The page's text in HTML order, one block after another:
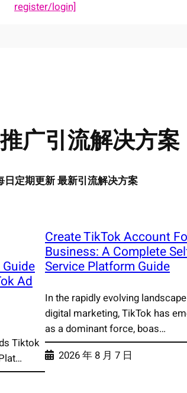
register/login]
广引流解决方案
日定期更新 最新引流解决方案
Ad
Tiktok
Create TikTok Account
Business: A Complete
Service Platform Guide
In the rapidly evolving
digital marketing, TikTok has
as a dominant force, boas…
2026 年 8 月 7 日